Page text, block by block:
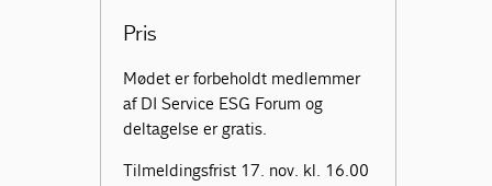
Pris
Mødet er forbeholdt medlemmer
af DI Service ESG Forum og
deltagelse er gratis.
Tilmeldingsfrist 17. nov. kl. 16.00